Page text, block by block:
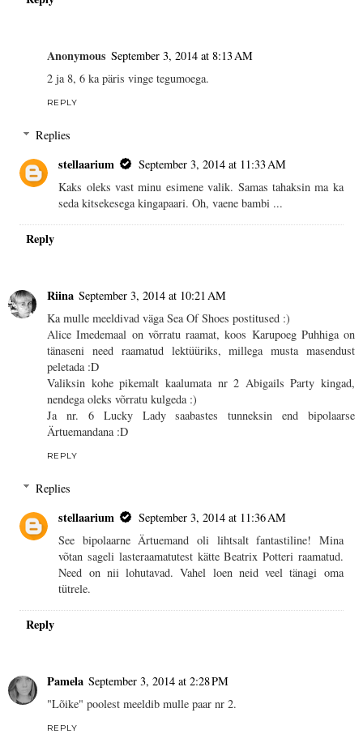
Anonymous September 3, 2014 at 8:13 AM
2 ja 8, 6 ka päris vinge tegumoega.
REPLY
Replies
stellaarium
September 3, 2014 at 11:33 AM
Kaks oleks vast minu esimene valik. Samas tahaksin ma ka
seda kitsekesega kingapaari. Oh, vaene bambi ...
Reply
Riina September 3, 2014 at 10:21 AM
Ka mulle meeldivad väga Sea Of Shoes postitused :)
Alice Imedemaal on võrratu raamat, koos Karupoeg Puhhiga on
tänaseni need raamatud lektüüriks, millega musta masendust
peletada :D
Valiksin kohe pikemalt kaalumata nr 2 Abigails Party kingad,
nendega oleks võrratu kulgeda :)
Ja nr. 6 Lucky Lady saabastes tunneksin end bipolaarse
Ärtuemandana :D
REPLY
Replies
stellaarium
September 3, 2014 at 11:36 AM
See bipolaarne Ärtuemand oli lihtsalt fantastiline! Mina
võtan sageli lasteraamatutest kätte Beatrix Potteri raamatud.
Need on nii lohutavad. Vahel loen neid veel tänagi oma
tütrele.
Reply
Pamela September 3, 2014 at 2:28 PM
"Lõike" poolest meeldib mulle paar nr 2.
REPLY